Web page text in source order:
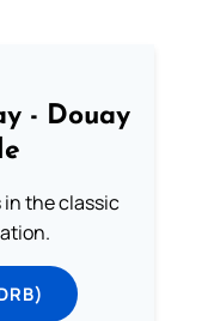
- Douay
in the classic